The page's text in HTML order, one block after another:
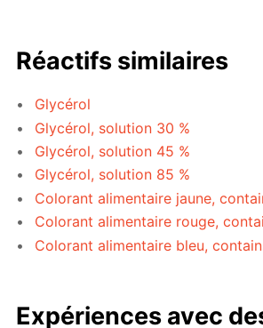
Réactifs similaires
Glycérol
Glycérol, solution 30 %
Glycérol, solution 45 %
Glycérol, solution 85 %
Colorant alimentaire jaune,
Colorant alimentaire rouge,
Colorant alimentaire bleu,
Expériences avec